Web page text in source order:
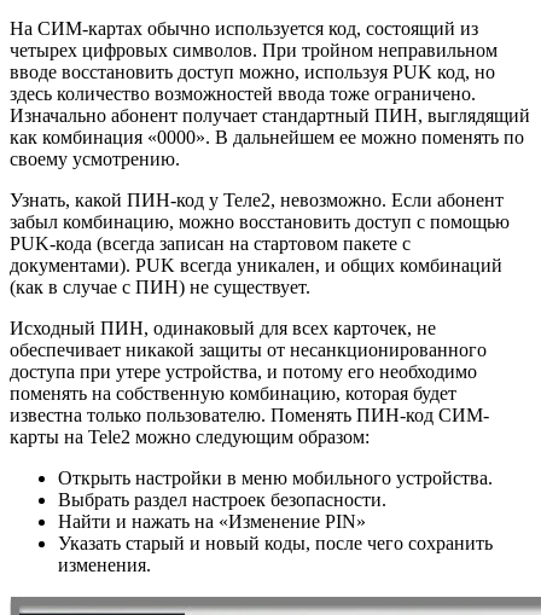
На СИМ-картах обычно используется код, состоящий из
четырех цифровых символов. При тройном неправильном
вводе восстановить доступ можно, используя PUK код, но
здесь количество возможностей ввода тоже ограничено.
Изначально абонент получает стандартный ПИН, выглядящий
как комбинация «0000». В дальнейшем ее можно поменять по
своему усмотрению.
Узнать, какой ПИН-код у Теле2, невозможно. Если абонент
забыл комбинацию, можно восстановить доступ с помощью
PUK-кода (всегда записан на стартовом пакете с
документами). PUK всегда уникален, и общих комбинаций
(как в случае с ПИН) не существует.
Исходный ПИН, одинаковый для всех карточек, не
обеспечивает никакой защиты от несанкционированного
доступа при утере устройства, и потому его необходимо
поменять на собственную комбинацию, которая будет
известна только пользователю. Поменять ПИН-код СИМ-
карты на Tele2 можно следующим образом:
Открыть настройки в меню мобильного устройства.
Выбрать раздел настроек безопасности.
Найти и нажать на «Изменение PIN»
Указать старый и новый коды, после чего сохранить
изменения.